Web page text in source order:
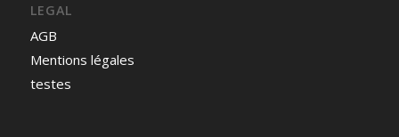
LEGAL
AGB
Mentions légales
testes